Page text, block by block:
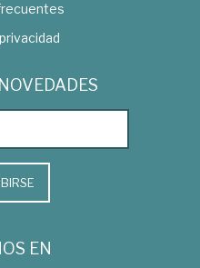
EN